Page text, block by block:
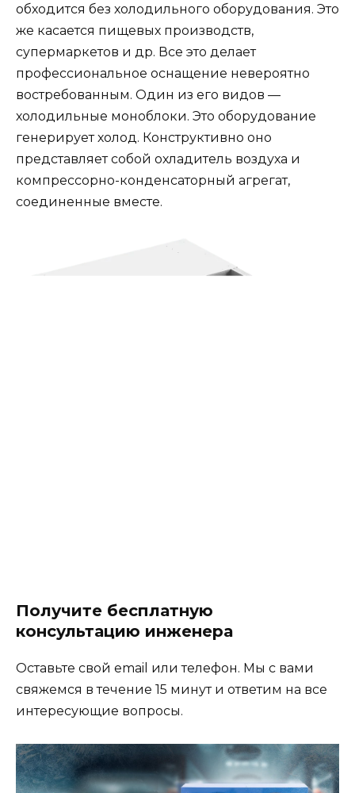
обходится без холодильного оборудования. Это
же касается пищевых производств,
супермаркетов и др. Все это делает
профессиональное оснащение невероятно
востребованным. Один из его видов —
холодильные моноблоки. Это оборудование
генерирует холод. Конструктивно оно
представляет собой охладитель воздуха и
компрессорно-конденсаторный агрегат,
соединенные вместе.
Получите бесплатную
консультацию инженера
Оставьте свой email или телефон. Мы с вами
свяжемся в течение 15 минут и ответим на все
интересующие вопросы.